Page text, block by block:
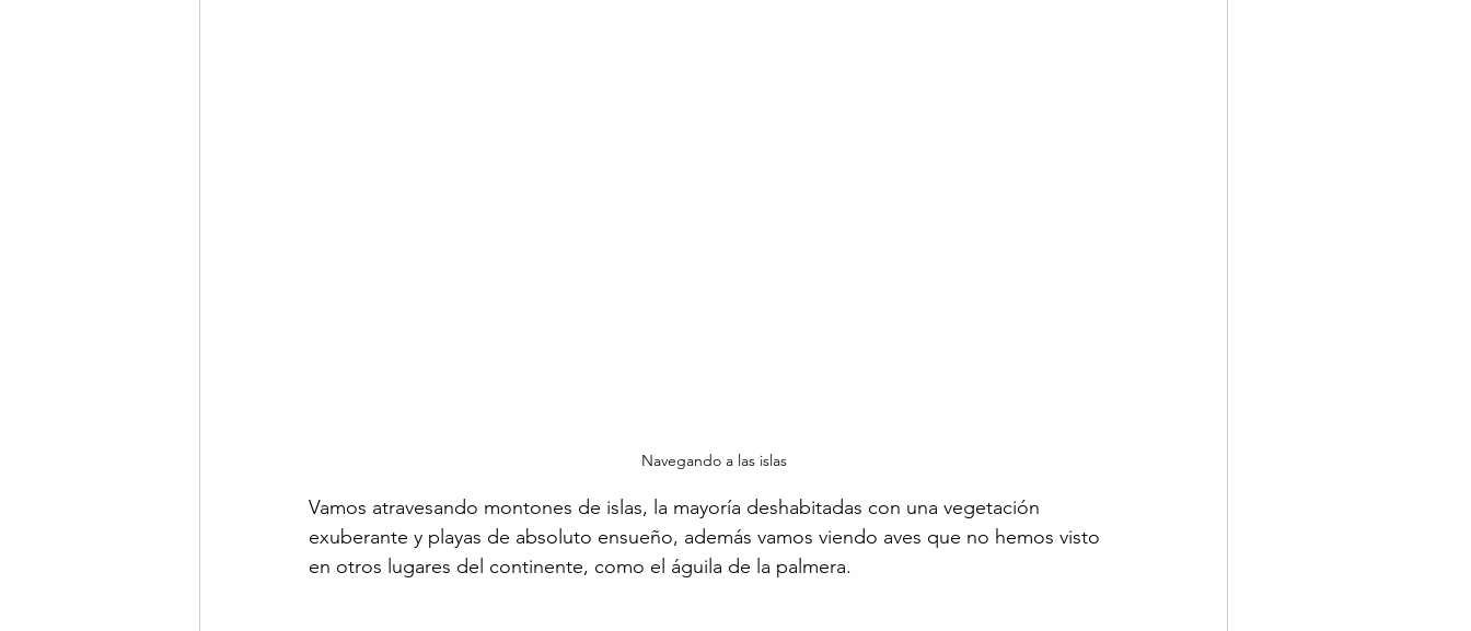
Navegando a las islas
Vamos atravesando montones de islas, la mayoría deshabitadas con una vegetación
exuberante y playas de absoluto ensueño, además vamos viendo aves que no hemos visto
en otros lugares del continente, como el águila de la palmera.